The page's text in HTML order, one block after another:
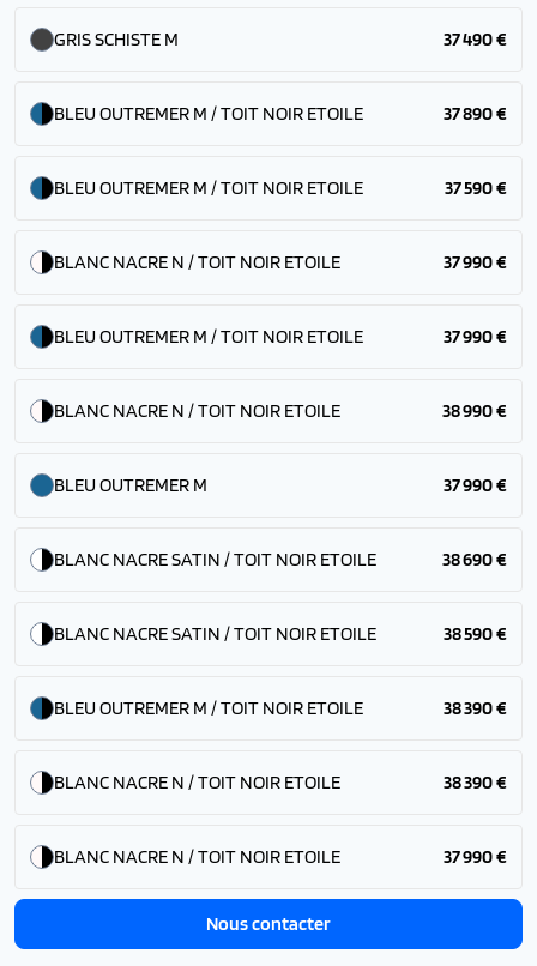
GRIS SCHISTE M 37 490 €
BLEU OUTREMER M / TOIT NOIR ETOILE 37 890 €
BLEU OUTREMER M / TOIT NOIR ETOILE 37 590 €
BLANC NACRE N / TOIT NOIR ETOILE 37 990 €
BLEU OUTREMER M / TOIT NOIR ETOILE 37 990 €
BLANC NACRE N / TOIT NOIR ETOILE 38 990 €
BLEU OUTREMER M 37 990 €
BLANC NACRE SATIN / TOIT NOIR ETOILE 38 690 €
BLANC NACRE SATIN / TOIT NOIR ETOILE 38 590 €
BLEU OUTREMER M / TOIT NOIR ETOILE 38 390 €
BLANC NACRE N / TOIT NOIR ETOILE 38 390 €
BLANC NACRE N / TOIT NOIR ETOILE 37 990 €
Nous contacter